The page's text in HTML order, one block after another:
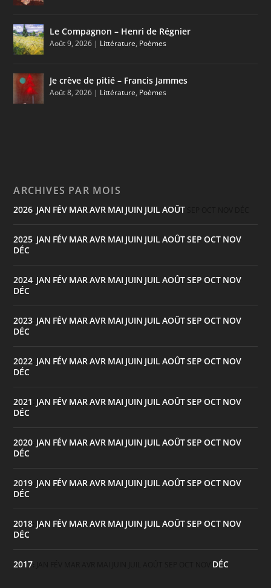
Le Compagnon – Henri de Régnier
Août 9, 2026 | Littérature, Poèmes
Je crève de pitié – Francis Jammes
Août 8, 2026 | Littérature, Poèmes
ARCHIVES PAR MOIS
2026 JAN FÉV MARAVR MAI JUIN JUILAOÛT
2025 JAN FÉV MARAVR MAI JUIN JUILAOÛTSEP OCT NOV
DÉC
2024 JAN FÉV MARAVR MAI JUIN JUILAOÛTSEP OCT NOV
DÉC
2023 JAN FÉV MARAVR MAI JUIN JUILAOÛTSEP OCT NOV
DÉC
2022 JAN FÉV MARAVR MAI JUIN JUILAOÛTSEP OCT NOV
DÉC
2021 JAN FÉV MARAVR MAI JUIN JUILAOÛTSEP OCT NOV
DÉC
2020 JAN FÉV MARAVR MAI JUIN JUILAOÛTSEP OCT NOV
DÉC
2019 JAN FÉV MARAVR MAI JUIN JUILAOÛTSEP OCT NOV
DÉC
2018 JAN FÉV MARAVR MAI JUIN JUILAOÛTSEP OCT NOV
DÉC
2017 DÉC